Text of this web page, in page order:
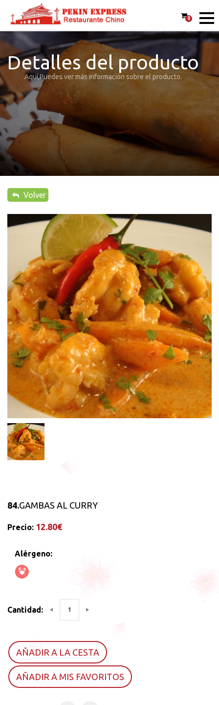
0
Detalles del producto
Aquí,Puedes ver más información sobre el producto.
Volver
84.GAMBAS AL CURRY
Precio: 12.80€
Alérgeno:
Cantidad:
AÑADIR A LA CESTA
AÑADIR A MIS FAVORITOS